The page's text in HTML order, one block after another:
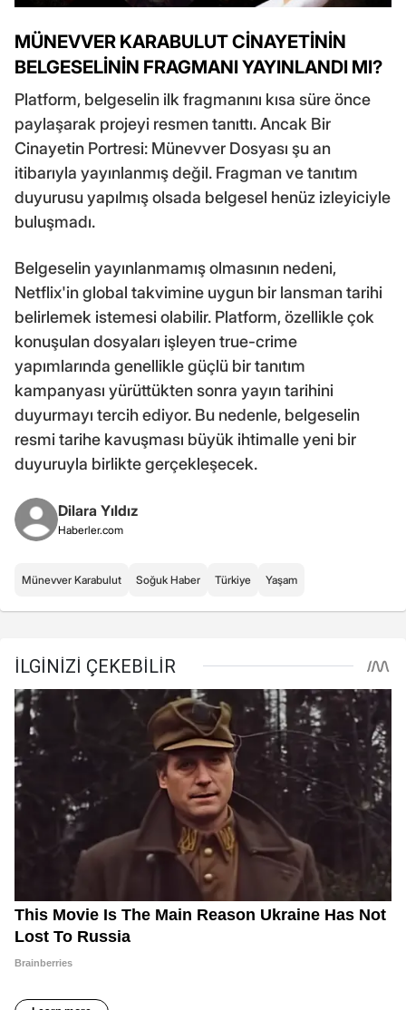
MÜNEVVER KARABULUT CİNAYETİNİN
BELGESELİNİN FRAGMANI YAYINLANDI MI?
Platform, belgeselin ilk fragmanını kısa süre önce
paylaşarak projeyi resmen tanıttı. Ancak Bir
Cinayetin Portresi: Münevver Dosyası şu an
itibarıyla yayınlanmış değil. Fragman ve tanıtım
duyurusu yapılmış olsada belgesel henüz izleyiciyle
buluşmadı.
Belgeselin yayınlanmamış olmasının nedeni,
Netflix'in global takvimine uygun bir lansman tarihi
belirlemek istemesi olabilir. Platform, özellikle çok
konuşulan dosyaları işleyen true-crime
yapımlarında genellikle güçlü bir tanıtım
kampanyası yürüttükten sonra yayın tarihini
duyurmayı tercih ediyor. Bu nedenle, belgeselin
resmi tarihe kavuşması büyük ihtimalle yeni bir
duyuruyla birlikte gerçekleşecek.
Dilara Yıldız
Haberler.com
Münevver Karabulut Soğuk Haber Türkiye Yaşam